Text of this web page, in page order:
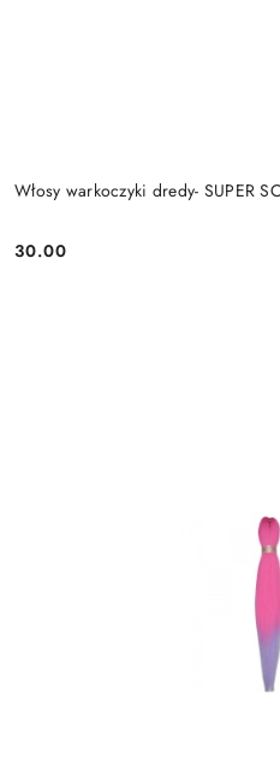
Włosy warkoczyki dredy- SUPER
Cena:
30.00